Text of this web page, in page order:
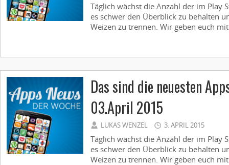
Täglich wächst die Anzahl der im Play
es schwer den Überblick zu behalten
Weizen zu trennen. Wir geben euch
Das sind die neuesten
03.April 2015
LUKAS WENZEL 3. APRIL 2015
Täglich wächst die Anzahl der im Play
es schwer den Überblick zu behalten
Weizen zu trennen. Wir geben euch